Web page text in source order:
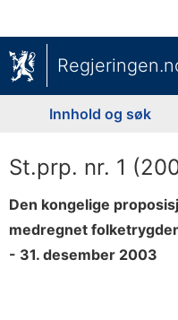
Innhold og søk
St.prp. nr. 1
Den kongelige
medregnet
- 31. desember 2003